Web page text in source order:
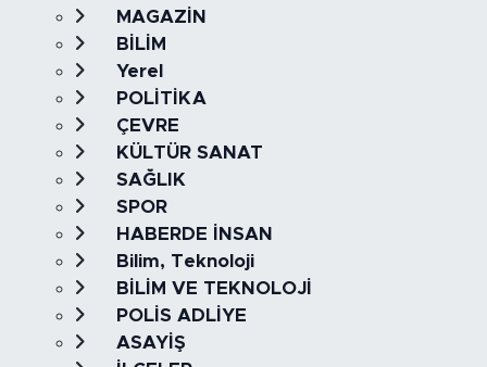
MAGAZİN
BİLİM
Yerel
POLİTİKA
ÇEVRE
KÜLTÜR SANAT
SAĞLIK
SPOR
HABERDE İNSAN
Bilim, Teknoloji
BİLİM VE TEKNOLOJİ
POLİS ADLİYE
ASAYİŞ